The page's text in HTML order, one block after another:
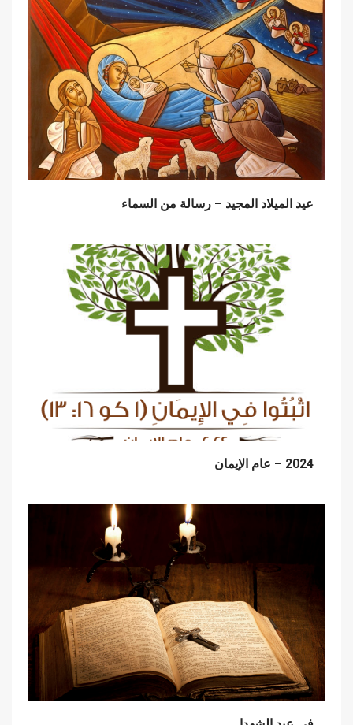
عيد الميلاد المجيد – رسالة من السماء
2024 – عام الإيمان